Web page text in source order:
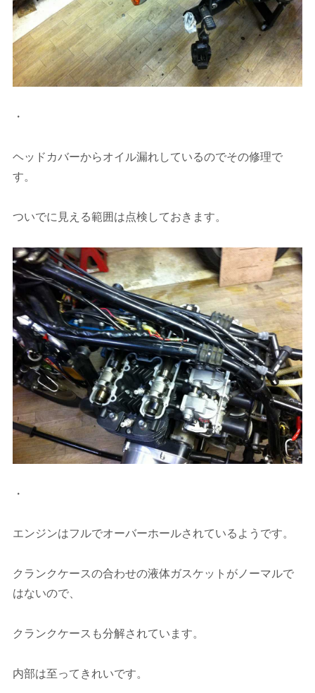
・
ヘッドカバーからオイル漏れしているのでその修理で
す。
ついでに見える範囲は点検しておきます。
・
エンジンはフルでオーバーホールされているようです。
クランクケースの合わせの液体ガスケットがノーマルで
はないので、
クランクケースも分解されています。
内部は至ってきれいです。